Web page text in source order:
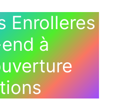
Enrolleres
à